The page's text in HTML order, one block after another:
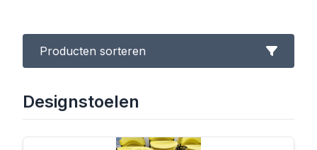
Producten sorteren
Designstoelen